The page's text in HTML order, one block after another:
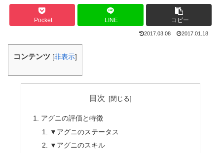
Pocket LINE コピー
2017.03.08 2017.01.18
コンテンツ [非表示]
目次
アグニの評価と特徴
▼アグニのステータス
▼アグニのスキル